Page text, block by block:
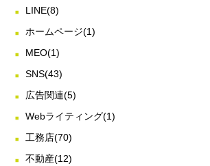
LINE(8)
ホームページ(1)
MEO(1)
SNS(43)
広告関連(5)
Webライティング(1)
工務店(70)
不動産(12)